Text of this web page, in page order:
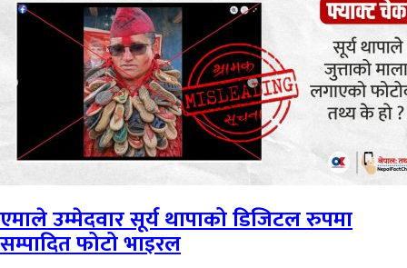
एमाले उम्मेदवार सूर्य थापाको डिजिटल रुपमा
सम्पादित फोटो भाइरल